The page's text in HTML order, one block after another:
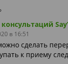
в 16:51
сделать
к приему